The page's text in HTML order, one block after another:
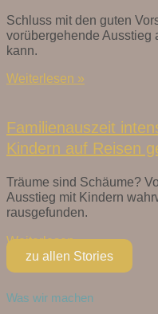
Schluss mit den guten
vorübergehende Ausstieg
kann.
Weiterlesen »
Familienauszeit
Kindern auf Reisen
Träume sind Schäume?
Ausstieg mit Kindern
rausgefunden.
Weiterlesen »
zu allen Stories
Was wir machen